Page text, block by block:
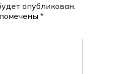
опубликован.
*